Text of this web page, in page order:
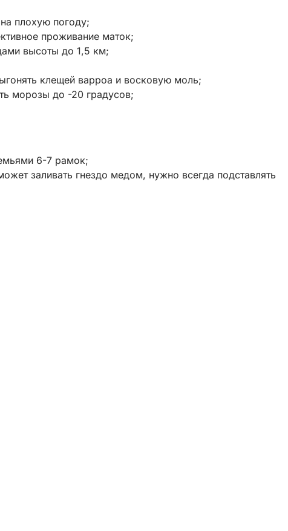
плохую погоду;
проживание маток;
высоты до 1,5 км;
клещей варроа и восковую моль;
морозы до -20 градусов;
6-7 рамок;
заливать гнездо медом, нужно всегда подставлять